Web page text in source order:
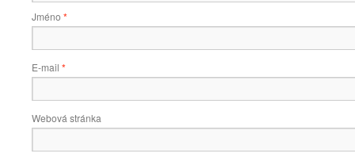
Jméno *
E-mail *
Webová stránka